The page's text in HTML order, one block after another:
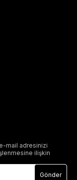
mail adresinizi
ilişkin
Gönder